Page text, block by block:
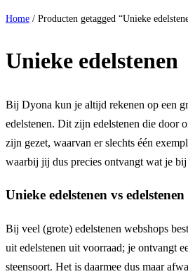
Home / Producten getagged “Unieke
Unieke edelstenen
Bij Dyona kun je altijd rekenen op een
edelstenen. Dit zijn edelstenen die door
zijn gezet, waarvan er slechts één
waarbij jij dus precies ontvangt wat je
Unieke edelstenen vs
Bij veel (grote) edelstenen webshops
uit edelstenen uit voorraad; je ontvangt
steensoort. Het is daarmee dus maar